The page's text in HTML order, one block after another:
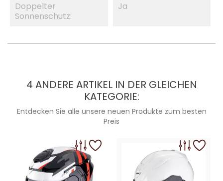
Doppelter
Sonnenschutz:
Ja
4 ANDERE ARTIKEL IN DER GLEICHEN
KATEGORIE:
Entdecken Sie alle unsere neuen Produkte zum besten
Preis